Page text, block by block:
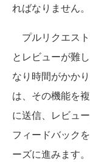
ればなりません。
プルリクエス
とレビューが難
なり時間がかか
は、その機能を
に送信、レビュ
フィードバック
ーズに進みます。